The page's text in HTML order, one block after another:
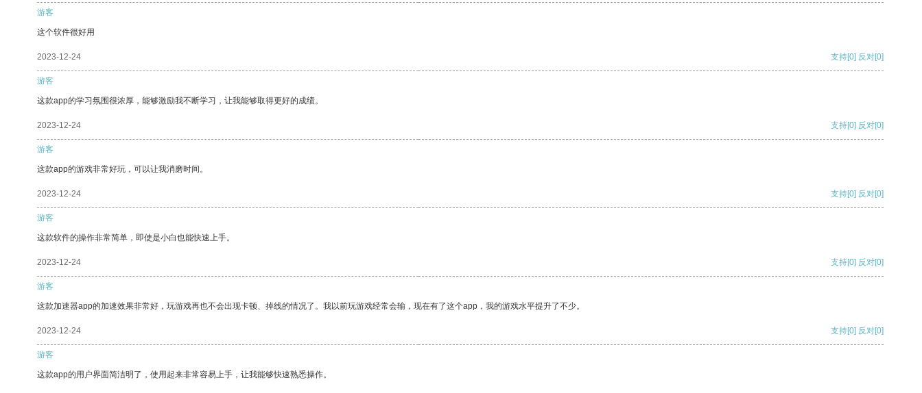
游客
这个软件很好用
2023-12-24 支持[0] 反对[0]
游客
这款app的学习氛围很浓厚，能够激励我不断学习，让我能够取得更好的成绩。
2023-12-24 支持[0] 反对[0]
游客
这款app的游戏非常好玩，可以让我消磨时间。
2023-12-24 支持[0] 反对[0]
游客
这款软件的操作非常简单，即使是小白也能快速上手。
2023-12-24 支持[0] 反对[0]
游客
这款加速器app的加速效果非常好，玩游戏再也不会出现卡顿、掉线的情况了。我以前玩游戏经常会输，现在有了这个app，我的游戏水平提升了不少。
2023-12-24 支持[0] 反对[0]
游客
这款app的用户界面简洁明了，使用起来非常容易上手，让我能够快速熟悉操作。